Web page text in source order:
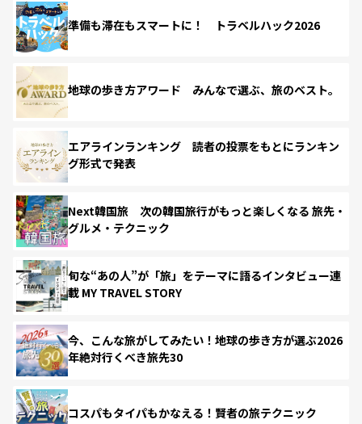
準備も滞在もスマートに！ トラベルハック2026
地球の歩き方アワード みんなで選ぶ、旅のベスト。
エアラインランキング 読者の投票をもとにランキン
グ形式で発表
Next韓国旅 次の韓国旅行がもっと楽しくなる 旅先・
グルメ・テクニック
旬な“あの人”が「旅」をテーマに語るインタビュー連
載 MY TRAVEL STORY
今、こんな旅がしてみたい！地球の歩き方が選ぶ2026
年絶対行くべき旅先30
コスパもタイパもかなえる！賢者の旅テクニック